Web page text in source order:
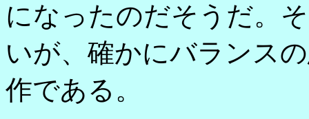
になったのだそうだ。
いが、確かにバランス
作である。